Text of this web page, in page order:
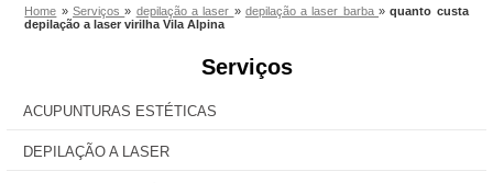
Home »Serviços» depilação a laser » depilação a laser barba»quanto custa
depilação a laser virilha Vila Alpina
Serviços
ACUPUNTURAS ESTÉTICAS
DEPILAÇÃO A LASER